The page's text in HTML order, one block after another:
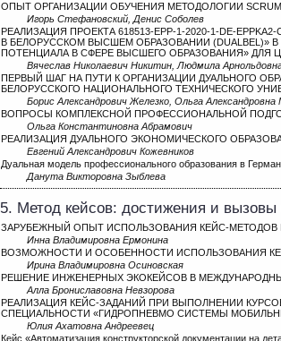
ОПЫТ ОРГАНИЗАЦИИ ОБУЧЕНИЯ МЕТОДОЛОГИИ
Игорь Стефановский, Денис Соболев
РЕАЛИЗАЦИЯ ПРОЕКТА 618513-EPP-1-2020-1-DE-
В БЕЛОРУССКОМ ВЫСШЕМ ОБРАЗОВАНИИ (DUALBEL)»
ПОТЕНЦИАЛА В СФЕРЕ ВЫСШЕГО ОБРАЗОВАНИЯ» ДЛЯ
Вячеслав Николаевич Никитин, Людмила
ПЕРВЫЙ ШАГ НА ПУТИ К ОРГАНИЗАЦИИ ДУАЛЬНОГО
БЕЛОРУССКОГО НАЦИОНАЛЬНОГО ТЕХНИЧЕСКОГО
Борис Александрович Железко, Ольга Александровна
ВОПРОСЫ КОМПЛЕКСНОЙ ПРОФЕССИОНАЛЬНОЙ
Ольга Константиновна Абрамович
РЕАЛИЗАЦИЯ ДУАЛЬНОГО ЭКОНОМИЧЕСКОГО
Евгений Александрович Кожевников
Дуальная модель профессионального образования в
Данута Викторовна Зыблева
5. Метод кейсов: достижения и вызовы
ЗАРУБЕЖНЫЙ ОПЫТ ИСПОЛЬЗОВАНИЯ КЕЙС-МЕТОДОВ
Инна Владимировна Ермонина
ВОЗМОЖНОСТИ И ОСОБЕННОСТИ ИСПОЛЬЗОВАНИЯ
Ирина Владимировна Осиновская
РЕШЕНИЕ ИНЖЕНЕРНЫХ ЭКОКЕЙСОВ В
Алла Брониславовна Невзорова
РЕАЛИЗАЦИЯ КЕЙС-ЗАДАНИЙ ПРИ ВЫПОЛНЕНИИ
СПЕЦИАЛЬНОСТИ «ГИДРОПНЕВМО­ СИСТЕМЫ
Юлия Ахатовна Андреевец
Кейс «Автоматизация конструкторской документации на